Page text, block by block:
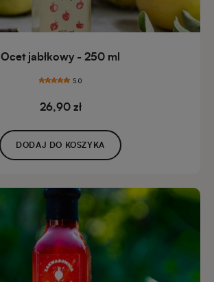
Ocet jabłkowy - 250 ml
5.0
26,90 zł
DODAJ DO KOSZYKA